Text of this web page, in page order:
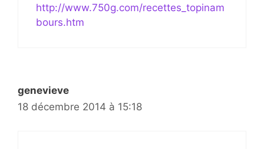
http://www.750g.com/recettes_topinam
bours.htm
genevieve
18 décembre 2014 à 15:18